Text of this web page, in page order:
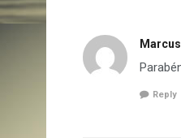
Reply